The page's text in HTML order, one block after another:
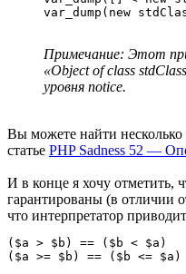
var_dump(new
Примечание: Этот
«Object of class
уровня notice.
Вы можете найти несколько
статье PHP Sadness 52 —
И в конце я хочу отметить,
гарантированы (в отличии
что интерпретатор
($a > $b) == ($b < $a)
($a >= $b) == ($b <= $a)